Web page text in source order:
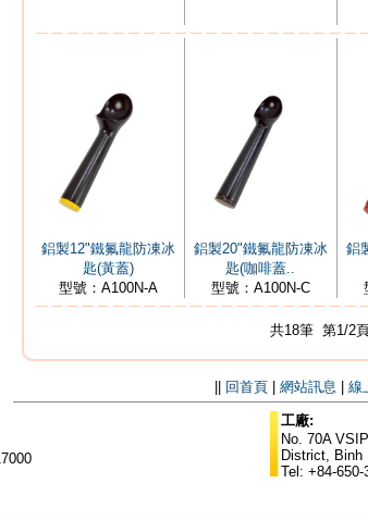
鋁製12"鐵氟龍防凍冰
匙(黃蓋)
型號：A100N-A
鋁製20"鐵氟龍防凍冰
匙(咖啡蓋..
型號：A100N-C
鋁
共18筆 第1/2
回首頁 網站訊息 線
工廠:
No. 70A
District, Binh
Tel: +84-